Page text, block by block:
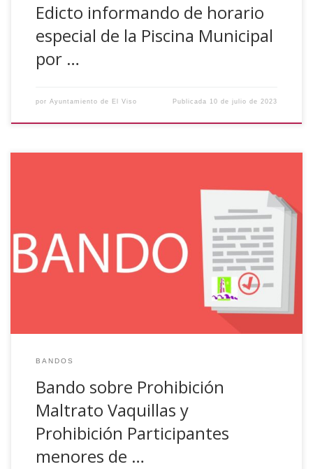
Edicto informando de horario
especial de la Piscina Municipal
por …
por Ayuntamiento de El Viso Publicada 10 de julio de 2023
BANDO CON MOTIVO DE LA CELEBRACIÓN DE LOS
TRADICIONALES ENCIERROS TAURINOS DE LA LOCALIDAD,
DURANTE LOS PRÓXIMOS DÍAS 26, 27, 28, 29 Y 30 DE JULIO
DE 2023, ESTA ALCALDÍA TIENE A BIEN RECORDAR A TODOS
LOS PARTICIPANTES EN LOS MISMOS, QUE HA DE EVITARSE
TODA CIRCUNSTANCIA QUE SUPONGA MALTRATO […]
BANDOS
Bando sobre Prohibición
Maltrato Vaquillas y
Prohibición Participantes
menores de …